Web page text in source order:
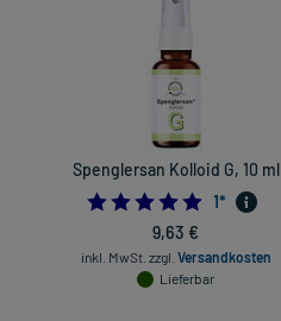
Spenglersan Kolloid G, 10 ml
5.0
1*
9,63 €
inkl. MwSt. zzgl. Versandkosten
Lieferbar